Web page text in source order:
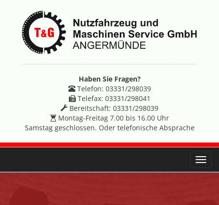
Haben Sie Fragen?
Telefon: 03331/298039
Telefax: 03331/298041
Bereitschaft: 03331/298039
Montag-Freitag 7.00 bis 16.00 Uhr
Samstag geschlossen. Oder telefonische Absprache